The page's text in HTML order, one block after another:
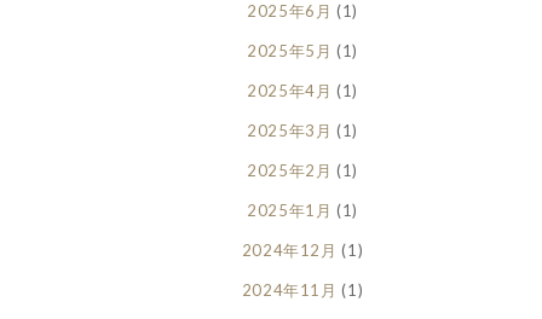
2025年6月 (1)
2025年5月 (1)
2025年4月 (1)
2025年3月 (1)
2025年2月 (1)
2025年1月 (1)
2024年12月 (1)
2024年11月 (1)